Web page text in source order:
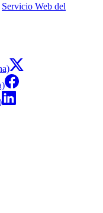
Servicio Web del